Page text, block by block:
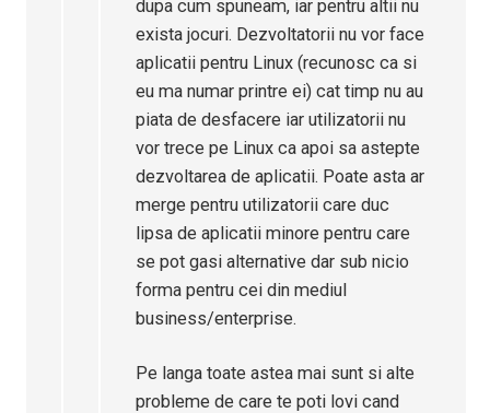
dupa cum spuneam, iar pentru altii nu
exista jocuri. Dezvoltatorii nu vor face
aplicatii pentru Linux (recunosc ca si
eu ma numar printre ei) cat timp nu au
piata de desfacere iar utilizatorii nu
vor trece pe Linux ca apoi sa astepte
dezvoltarea de aplicatii. Poate asta ar
merge pentru utilizatorii care duc
lipsa de aplicatii minore pentru care
se pot gasi alternative dar sub nicio
forma pentru cei din mediul
business/enterprise.
Pe langa toate astea mai sunt si alte
probleme de care te poti lovi cand